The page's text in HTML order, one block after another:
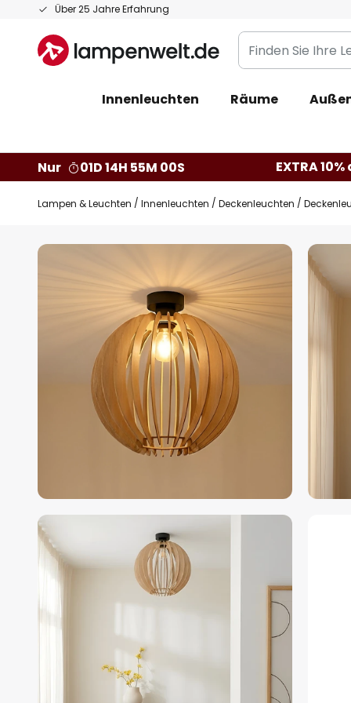
Über 25 Jahre Erfahrung
Zum
springen
Finden
Sie
Leuchte...
Innenleuchten Räume
Nur
01D 14H 54M 59S EXTRA
Lampen & Leuchten Innenleuchten Deckenleuchten
Zum
Bildgalerie